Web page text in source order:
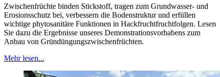
Zwischenfrüchte binden Stickstoff, tragen zum Grundwasser- und
Erosionsschutz bei, verbessern die Bodenstruktur und erfüllen
wichtige phytosanitäre Funktionen in Hackfruchtfruchtfolgen. Lesen
Sie dazu die Ergebnisse unseres Demonstrationsvorhabens zum
Anbau von Gründüngungszwischenfrüchten.
Mehr lesen...